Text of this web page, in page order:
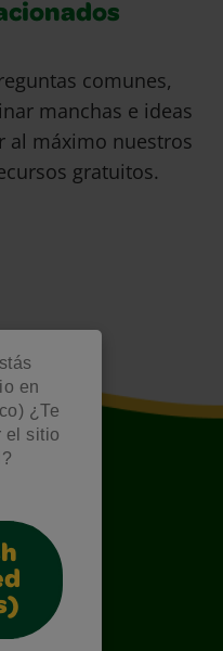
en
¿Te
el sitio
comunes,
manchas e ideas
al máximo nuestros
gratuitos.